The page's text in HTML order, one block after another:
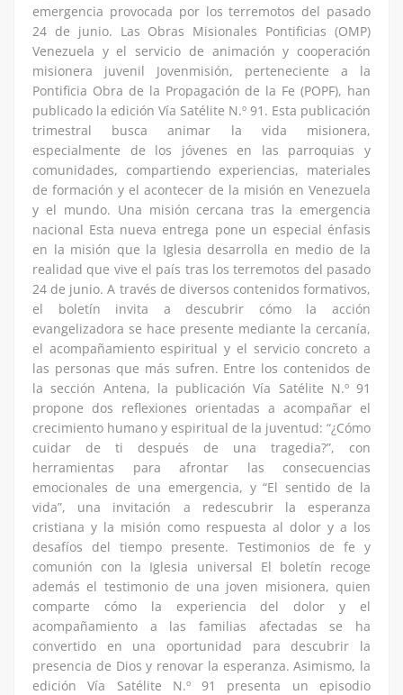
emergencia provocada por los terremotos del pasado
24 de junio. Las Obras Misionales Pontificias (OMP)
Venezuela y el servicio de animación y cooperación
misionera juvenil Jovenmisión, perteneciente a la
Pontificia Obra de la Propagación de la Fe (POPF), han
publicado la edición Vía Satélite N.º 91. Esta publicación
trimestral busca animar la vida misionera,
especialmente de los jóvenes en las parroquias y
comunidades, compartiendo experiencias, materiales
de formación y el acontecer de la misión en Venezuela
y el mundo. Una misión cercana tras la emergencia
nacional Esta nueva entrega pone un especial énfasis
en la misión que la Iglesia desarrolla en medio de la
realidad que vive el país tras los terremotos del pasado
24 de junio. A través de diversos contenidos formativos,
el boletín invita a descubrir cómo la acción
evangelizadora se hace presente mediante la cercanía,
el acompañamiento espiritual y el servicio concreto a
las personas que más sufren. Entre los contenidos de
la sección Antena, la publicación Vía Satélite N.º 91
propone dos reflexiones orientadas a acompañar el
crecimiento humano y espiritual de la juventud: “¿Cómo
cuidar de ti después de una tragedia?”, con
herramientas para afrontar las consecuencias
emocionales de una emergencia, y “El sentido de la
vida”, una invitación a redescubrir la esperanza
cristiana y la misión como respuesta al dolor y a los
desafíos del tiempo presente. Testimonios de fe y
comunión con la Iglesia universal El boletín recoge
además el testimonio de una joven misionera, quien
comparte cómo la experiencia del dolor y el
acompañamiento a las familias afectadas se ha
convertido en una oportunidad para descubrir la
presencia de Dios y renovar la esperanza. Asimismo, la
edición Vía Satélite N.º 91 presenta un episodio